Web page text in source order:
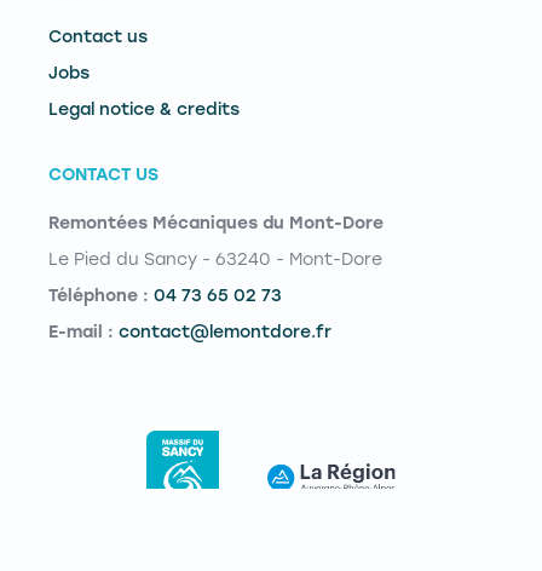
Contact us
Jobs
Legal notice & credits
CONTACT US
Remontées Mécaniques du Mont-Dore
Le Pied du Sancy - 63240 - Mont-Dore
Téléphone : 04 73 65 02 73
E-mail : contact@lemontdore.fr